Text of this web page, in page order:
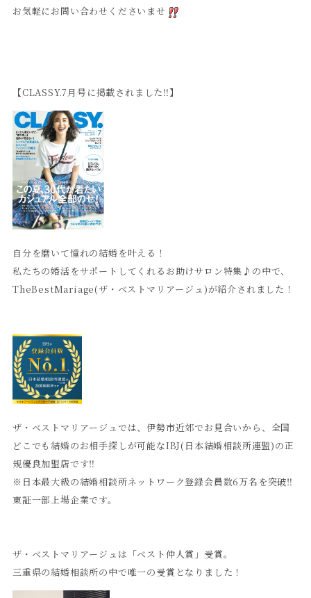
お気軽にお問い合わせくださいませ
【CLASSY.7月号に掲載されました‼︎】
自分を磨いて憧れの結婚を叶える！
私たちの婚活をサポートしてくれるお助けサロン特集♪の中で、
TheBestMariage(ザ・ベストマリアージュ)が紹介されました！
ザ・ベストマリアージュでは、伊勢市近郊でお見合いから、全国
どこでも結婚のお相手探しが可能なIBJ(日本結婚相談所連盟)の正
規優良加盟店です‼︎
※日本最大級の結婚相談所ネットワーク登録会員数6万名を突破‼︎
東証一部上場企業です。
ザ・ベストマリアージュは「ベスト仲人賞」受賞。
三重県の結婚相談所の中で唯一の受賞となりました！